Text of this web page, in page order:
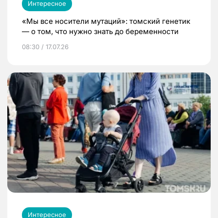
Интересное
«Мы все носители мутаций»: томский генетик
— о том, что нужно знать до беременности
08:30 / 17.07.26
Интересное